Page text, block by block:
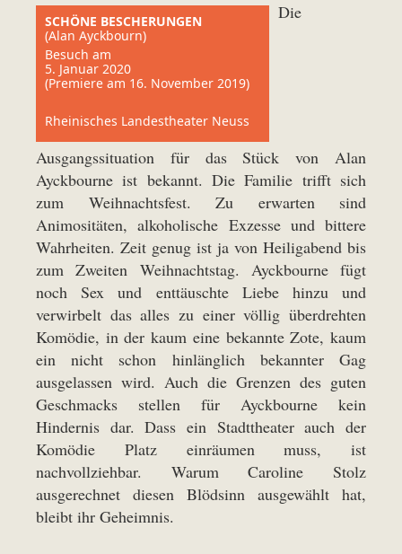
SCHÖNE BESCHERUNGEN
(Alan Ayckbourn)
Besuch am
5. Januar 2020
(Premiere am 16. November 2019)
Rheinisches Landestheater Neuss
Die
Ausgangssituation für das Stück von Alan
Ayckbourne ist bekannt. Die Familie trifft sich
zum Weihnachtsfest. Zu erwarten sind
Animositäten, alkoholische Exzesse und bittere
Wahrheiten. Zeit genug ist ja von Heiligabend bis
zum Zweiten Weihnachtstag. Ayckbourne fügt
noch Sex und enttäuschte Liebe hinzu und
verwirbelt das alles zu einer völlig überdrehten
Komödie, in der kaum eine bekannte Zote, kaum
ein nicht schon hinlänglich bekannter Gag
ausgelassen wird. Auch die Grenzen des guten
Geschmacks stellen für Ayckbourne kein
Hindernis dar. Dass ein Stadttheater auch der
Komödie Platz einräumen muss, ist
nachvollziehbar. Warum Caroline Stolz
ausgerechnet diesen Blödsinn ausgewählt hat,
bleibt ihr Geheimnis.